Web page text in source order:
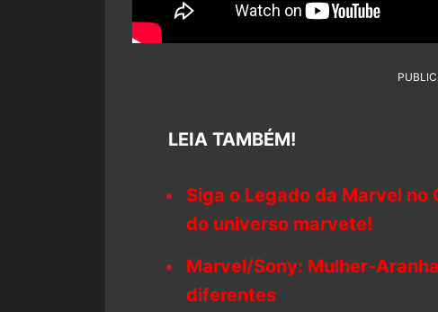
LEIA TAMBÉM!
Siga o Legado da Marvel no
do universo marvete!
Marvel/Sony: Mulher-
diferentes